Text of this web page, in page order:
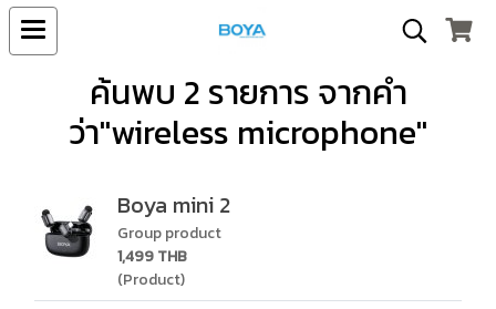
ค้นพบ 2 รายการ จากคำ
ว่า"wireless microphone"
Boya mini 2
Group product
1,499 THB
(Product)